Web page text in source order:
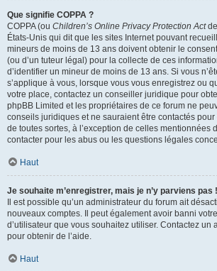
Que signifie COPPA ?
COPPA (ou Children’s Online Privacy Protection Act
États-Unis qui dit que les sites Internet pouvant
mineurs de moins de 13 ans doivent obtenir le
(ou d’un tuteur légal) pour la collecte de ces
d’identifier un mineur de moins de 13 ans. Si vous
s’applique à vous, lorsque vous vous enregistrez ou
votre place, contactez un conseiller juridique pour
phpBB Limited et les propriétaires de ce forum ne
conseils juridiques et ne sauraient être contactés
de toutes sortes, à l’exception de celles mentionnées
contacter pour les abus ou les questions légales
Haut
Je souhaite m’enregistrer, mais je n’y parviens pas !
Il est possible qu’un administrateur du forum ait
nouveaux comptes. Il peut également avoir banni
d’utilisateur que vous souhaitez utiliser. Contactez un
pour obtenir de l’aide.
Haut